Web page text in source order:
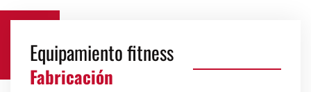
Equipamiento fitness
Fabricación